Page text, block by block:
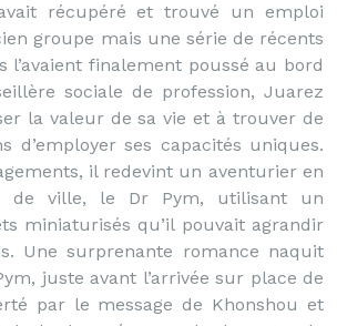
récupéré et trouvé un emploi
groupe mais une série de récents
l’avaient finalement poussé au bord
sociale de profession, Juarez
la valeur de sa vie et à trouver de
d’employer ses capacités uniques.
il redevint un aventurier en
de ville, le Dr Pym, utilisant un
miniaturisés qu’il pouvait agrandir
Une surprenante romance naquit
juste avant l’arrivée sur place de
par le message de Khonshou et